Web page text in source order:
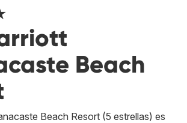
Beach
Beach Resort (5 estrellas) es